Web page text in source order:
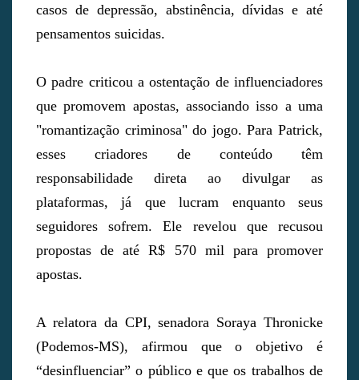
casos de depressão, abstinência, dívidas e até
pensamentos suicidas.
O padre criticou a ostentação de influenciadores
que promovem apostas, associando isso a uma
"romantização criminosa" do jogo. Para Patrick,
esses criadores de conteúdo têm
responsabilidade direta ao divulgar as
plataformas, já que lucram enquanto seus
seguidores sofrem. Ele revelou que recusou
propostas de até R$ 570 mil para promover
apostas.
A relatora da CPI, senadora Soraya Thronicke
(Podemos-MS), afirmou que o objetivo é
“desinfluenciar” o público e que os trabalhos de